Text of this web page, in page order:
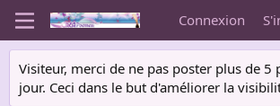
Connexion
Visiteur, merci de ne pas poster plus de 5
jour. Ceci dans le but d'améliorer la